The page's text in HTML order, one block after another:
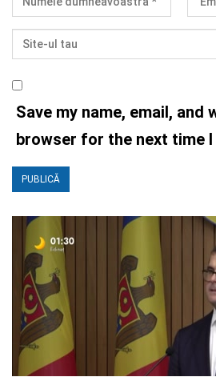
Save my name, email, and
browser for the next time